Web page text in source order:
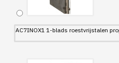
AC7INOX1 1-blads roestvrijstalen